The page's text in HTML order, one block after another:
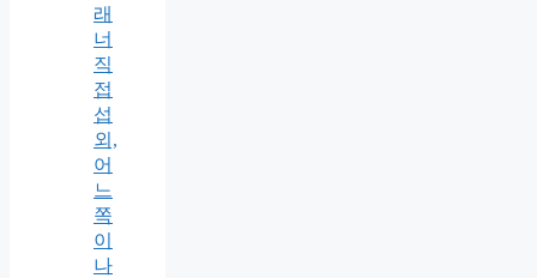
래
너
직
접
섭
외,
어
느
쪽
이
나